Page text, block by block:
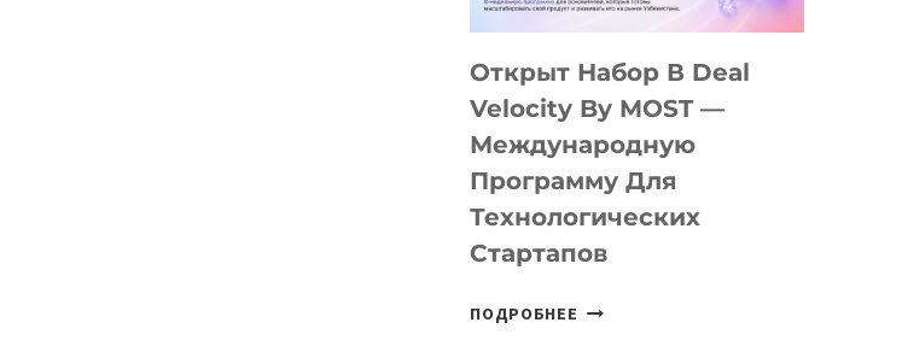
ДАЛ
ПОДРОСТКАМ
БИЛЕТ
IT-
ПРЕДПРИНИМАТЕЛЬСТВО
Открыт Набор В Deal
Velocity By MOST —
Международную
Программу Для
Технологических
Стартапов
ПОДРОБНЕЕ ОТКРЫТ